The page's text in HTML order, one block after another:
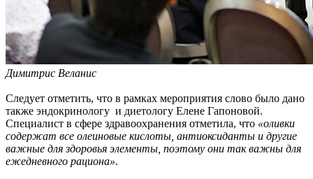
Димитрис Веланис
Следует отметить, что в рамках мероприятия слово было дано
также эндокринологу и диетологу Елене Гапоновой.
Специалист в сфере здравоохранения отметила, что «оливки
содержат все олеиновые кислоты, антиоксиданты и другие
важные для здоровья элементы, поэтому они так важны для
ежедневного рациона».